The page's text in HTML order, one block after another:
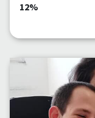
12%